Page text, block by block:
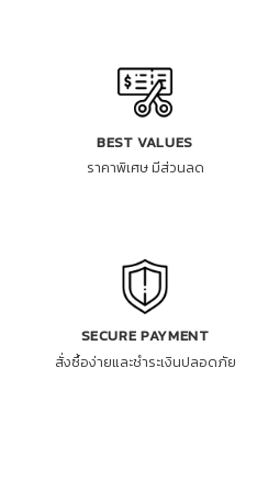
BEST VALUES
ราคาพิเศษ มีส่วนลด
SECURE PAYMENT
สั่งซื้อง่ายและชำระเงินปลอดภัย